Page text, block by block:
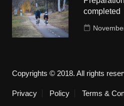
completed
Copyrights © 2018. All rights
Privacy Policy Terms &